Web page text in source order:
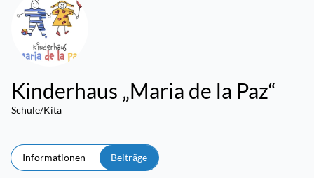
Kinderhaus „Maria de la Paz“
Schule/Kita
Informationen Beiträge